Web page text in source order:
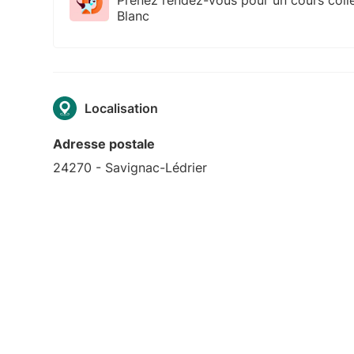
Blanc
Localisation
Adresse postale
24270 - Savignac-Lédrier